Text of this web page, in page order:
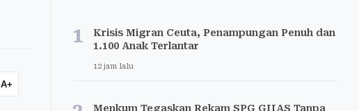
A+
1
Krisis Migran Ceuta, Penampungan Penuh dan
1.100 Anak Terlantar
12 jam lalu
Menkum Tegaskan Rekam SPG GIIAS Tanpa